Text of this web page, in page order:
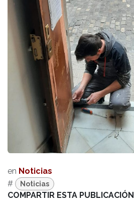
en Noticias
#
Noticias
COMPARTIR ESTA PUBLICACIÓN